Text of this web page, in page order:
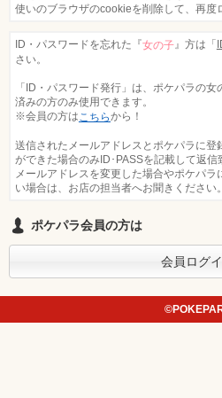
使いのブラウザのcookieを削除して、再度
ID・パスワードを忘れた『女の子』方は「
さい。
「ID・パスワード発行」は、ポケパラの
済みの方のみ使用できます。
※会員の方はこちらから！
送信されたメールアドレスとポケパラに登
ができた場合のみID･PASSを記載して返信
メールアドレスを変更した場合やポケパ
い場合は、お店の担当者へお聞きください。
ポケパラ会員の方は
会員ログ
女の子ログ
店舗ログ
関東
東海
中四国
沖縄